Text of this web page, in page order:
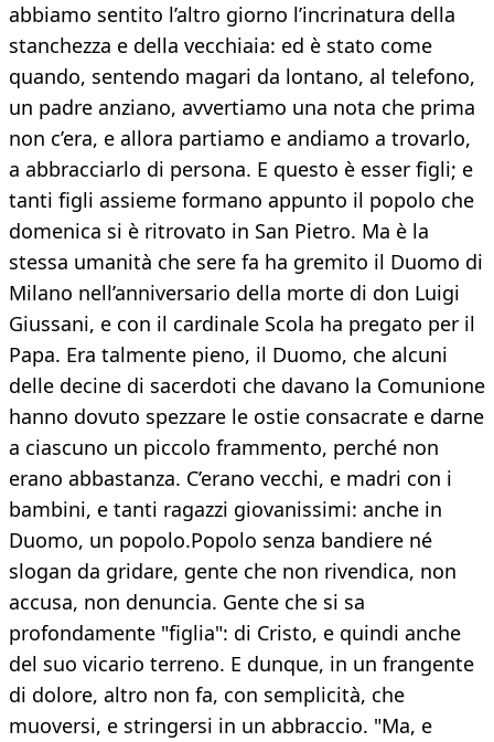
abbiamo sentito l’altro giorno l’incrinatura della
stanchezza e della vecchiaia: ed è stato come
quando, sentendo magari da lontano, al telefono,
un padre anziano, avvertiamo una nota che prima
non c’era, e allora partiamo e andiamo a trovarlo,
a abbracciarlo di persona. E questo è esser figli; e
tanti figli assieme formano appunto il popolo che
domenica si è ritrovato in San Pietro. Ma è la
stessa umanità che sere fa ha gremito il Duomo di
Milano nell’anniversario della morte di don Luigi
Giussani, e con il cardinale Scola ha pregato per il
Papa. Era talmente pieno, il Duomo, che alcuni
delle decine di sacerdoti che davano la Comunione
hanno dovuto spezzare le ostie consacrate e darne
a ciascuno un piccolo frammento, perché non
erano abbastanza. C’erano vecchi, e madri con i
bambini, e tanti ragazzi giovanissimi: anche in
Duomo, un popolo.Popolo senza bandiere né
slogan da gridare, gente che non rivendica, non
accusa, non denuncia. Gente che si sa
profondamente "figlia": di Cristo, e quindi anche
del suo vicario terreno. E dunque, in un frangente
di dolore, altro non fa, con semplicità, che
muoversi, e stringersi in un abbraccio. "Ma, e